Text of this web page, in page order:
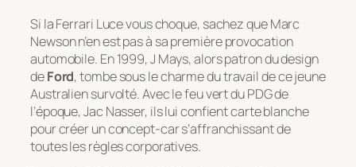
Si la Ferrari Luce vous choque, sachez que Marc
Newson n’en est pas à sa première provocation
automobile. En 1999, J Mays, alors patron du design
deFord, tombe sous le charme du travail de ce jeune
Australien survolté. Avec le feu vert du PDG de
l’époque, Jac Nasser, ils lui confient carte blanche
pour créer un concept-car s’affranchissant de
toutes les règles corporatives.